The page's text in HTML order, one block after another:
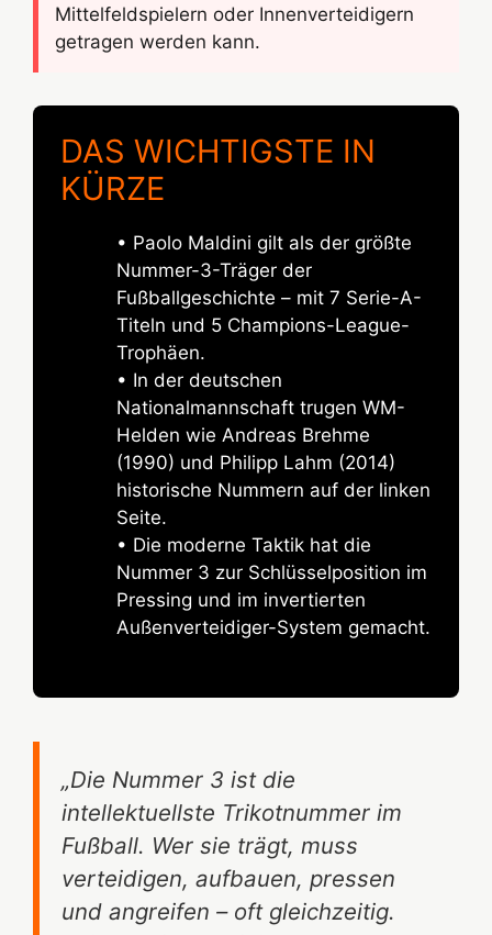
Mittelfeldspielern oder Innenverteidigern
getragen werden kann.
DAS WICHTIGSTE IN
KÜRZE
• Paolo Maldini gilt als der größte
Nummer-3-Träger der
Fußballgeschichte – mit 7 Serie-A-
Titeln und 5 Champions-League-
Trophäen.
• In der deutschen
Nationalmannschaft trugen WM-
Helden wie Andreas Brehme
(1990) und Philipp Lahm (2014)
historische Nummern auf der linken
Seite.
• Die moderne Taktik hat die
Nummer 3 zur Schlüsselposition im
Pressing und im invertierten
Außenverteidiger-System gemacht.
„Die Nummer 3 ist die
intellektuellste Trikotnummer im
Fußball. Wer sie trägt, muss
verteidigen, aufbauen, pressen
und angreifen – oft gleichzeitig.